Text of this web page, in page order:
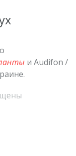
и Audifon /